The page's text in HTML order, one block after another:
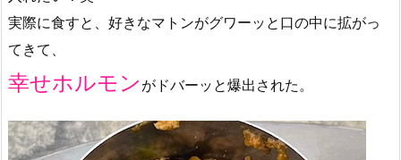
実際に食すと、好きなマトンがグワーッと口の中に拡がっ
てきて、
幸せホルモン がドバーッと爆出された。